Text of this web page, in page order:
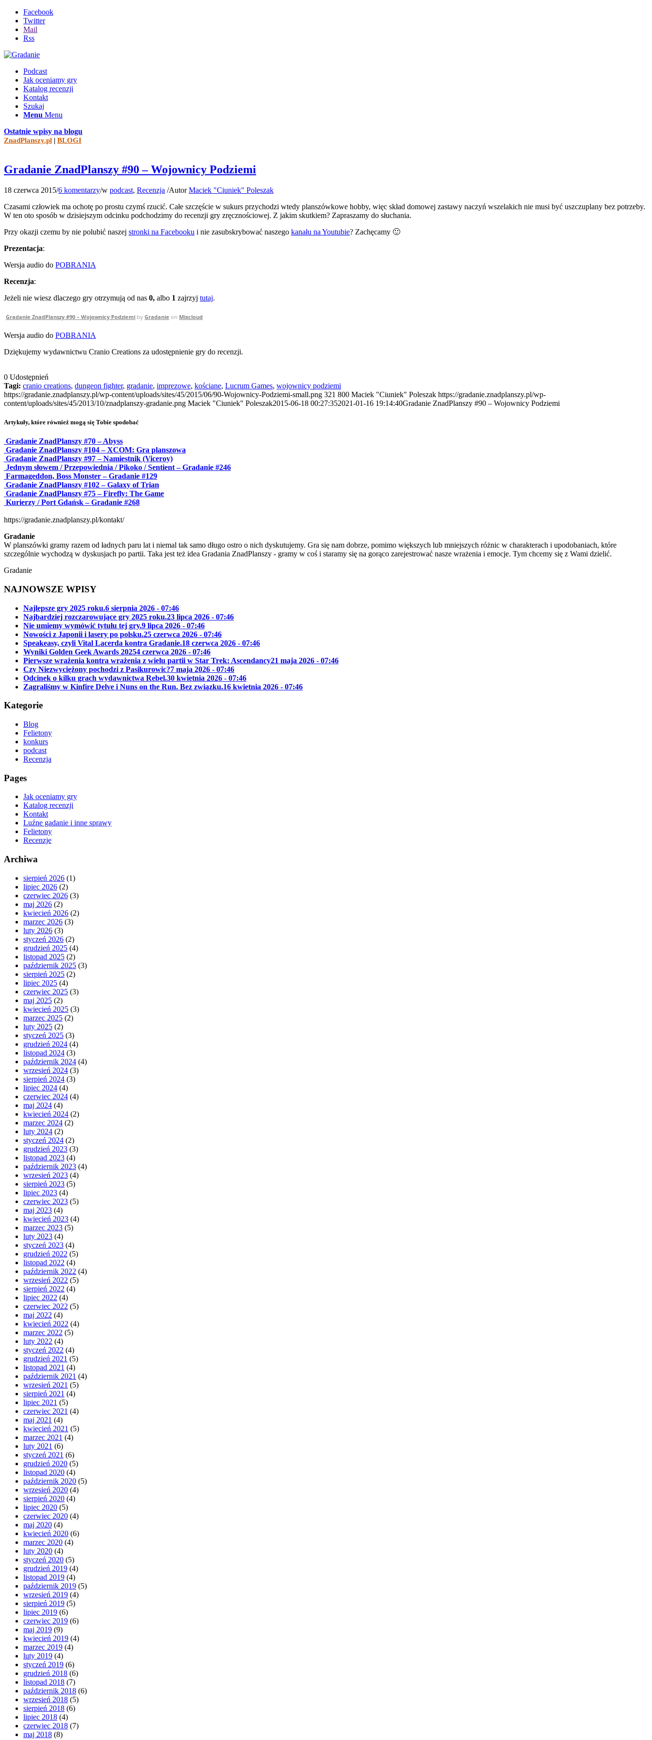
Facebook
Twitter
Mail
Rss
Podcast
Jak oceniamy gry
Katalog recenzji
Kontakt
Szukaj
Menu Menu
Ostatnie wpisy na blogu
ZnadPlanszy.pl | BLOGI
Gradanie ZnadPlanszy #90 – Wojownicy Podziemi
18 czerwca 2015/6 komentarzy/w podcast, Recenzja /AutorMaciek "Ciuniek" Poleszak
Czasami człowiek ma ochotę po prostu czymś rzucić. Całe szczęście w sukurs przychodzi wtedy planszówkowe hobby, więc skład domowej zastawy naczyń wszelakich nie musi być uszczuplany bez potrzeby.
W ten oto sposób w dzisiejszym odcinku podchodzimy do recenzji gry zręcznościowej. Z jakim skutkiem? Zapraszamy do słuchania.
Przy okazji czemu by nie polubić naszej stronki na Facebooku i nie zasubskrybować naszego kanału na Youtubie? Zachęcamy 🙂
Prezentacja:
Wersja audio do POBRANIA
Recenzja:
Jeżeli nie wiesz dlaczego gry otrzymują od nas 0, albo 1 zajrzyj tutaj.
Gradanie ZnadPlanszy #90 – Wojownicy Podziemi by Gradanie on Mixcloud
Wersja audio do POBRANIA
Dziękujemy wydawnictwu Cranio Creations za udostępnienie gry do recenzji.
0 Udostępnień
Tagi: cranio creations, dungeon fighter, gradanie, imprezowe, kościane, Lucrum Games, wojownicy podziemi
https://gradanie.znadplanszy.pl/wp-content/uploads/sites/45/2015/06/90-Wojownicy-Podziemi-small.png 321 800 Maciek "Ciuniek" Poleszak https://gradanie.znadplanszy.pl/wp-
content/uploads/sites/45/2013/10/znadplanszy-gradanie.png Maciek "Ciuniek" Poleszak2015-06-18 00:27:352021-01-16 19:14:40Gradanie ZnadPlanszy #90 – Wojownicy Podziemi
Artykuły, które również mogą się Tobie spodobać
Gradanie ZnadPlanszy #70 – Abyss
Gradanie ZnadPlanszy #104 – XCOM: Gra planszowa
Gradanie ZnadPlanszy #97 – Namiestnik (Viceroy)
Jednym słowem / Przepowiednia / Pikoko / Sentient – Gradanie #246
Farmageddon, Boss Monster – Gradanie #129
Gradanie ZnadPlanszy #102 – Galaxy of Trian
Gradanie ZnadPlanszy #75 – Firefly: The Game
Kurierzy / Port Gdańsk – Gradanie #268
https://gradanie.znadplanszy.pl/kontakt/
Gradanie
W planszówki gramy razem od ładnych paru lat i niemal tak samo długo ostro o nich dyskutujemy. Gra się nam dobrze, pomimo większych lub mniejszych różnic w charakterach i upodobaniach, które
szczególnie wychodzą w dyskusjach po partii. Taka jest też idea Gradania ZnadPlanszy - gramy w coś i staramy się na gorąco zarejestrować nasze wrażenia i emocje. Tym chcemy się z Wami dzielić.
Gradanie
NAJNOWSZE WPISY
Najlepsze gry 2025 roku.6 sierpnia 2026 - 07:46
Najbardziej rozczarowujące gry 2025 roku.23 lipca 2026 - 07:46
Nie umiemy wymówić tytułu tej gry.9 lipca 2026 - 07:46
Nowości z Japonii i lasery po polsku.25 czerwca 2026 - 07:46
Speakeasy, czyli Vital Lacerda kontra Gradanie.18 czerwca 2026 - 07:46
Wyniki Golden Geek Awards 20254 czerwca 2026 - 07:46
Pierwsze wrażenia kontra wrażenia z wielu partii w Star Trek: Ascendancy21 maja 2026 - 07:46
Czy Niezwyciężony pochodzi z Pasikurowic?7 maja 2026 - 07:46
Odcinek o kilku grach wydawnictwa Rebel.30 kwietnia 2026 - 07:46
Zagraliśmy w Kinfire Delve i Nuns on the Run. Bez związku.16 kwietnia 2026 - 07:46
Kategorie
Blog
Felietony
konkurs
podcast
Recenzja
Pages
Jak oceniamy gry
Katalog recenzji
Kontakt
Luźne gadanie i inne sprawy
Felietony
Recenzje
Archiwa
sierpień 2026 (1)
lipiec 2026 (2)
czerwiec 2026 (3)
maj 2026 (2)
kwiecień 2026 (2)
marzec 2026 (3)
luty 2026 (3)
styczeń 2026 (2)
grudzień 2025 (4)
listopad 2025 (2)
październik 2025 (3)
sierpień 2025 (2)
lipiec 2025 (4)
czerwiec 2025 (3)
maj 2025 (2)
kwiecień 2025 (3)
marzec 2025 (2)
luty 2025 (2)
styczeń 2025 (3)
grudzień 2024 (4)
listopad 2024 (3)
październik 2024 (4)
wrzesień 2024 (3)
sierpień 2024 (3)
lipiec 2024 (4)
czerwiec 2024 (4)
maj 2024 (4)
kwiecień 2024 (2)
marzec 2024 (2)
luty 2024 (2)
styczeń 2024 (2)
grudzień 2023 (3)
listopad 2023 (4)
październik 2023 (4)
wrzesień 2023 (4)
sierpień 2023 (5)
lipiec 2023 (4)
czerwiec 2023 (5)
maj 2023 (4)
kwiecień 2023 (4)
marzec 2023 (5)
luty 2023 (4)
styczeń 2023 (4)
grudzień 2022 (5)
listopad 2022 (4)
październik 2022 (4)
wrzesień 2022 (5)
sierpień 2022 (4)
lipiec 2022 (4)
czerwiec 2022 (5)
maj 2022 (4)
kwiecień 2022 (4)
marzec 2022 (5)
luty 2022 (4)
styczeń 2022 (4)
grudzień 2021 (5)
listopad 2021 (4)
październik 2021 (4)
wrzesień 2021 (5)
sierpień 2021 (4)
lipiec 2021 (5)
czerwiec 2021 (4)
maj 2021 (4)
kwiecień 2021 (5)
marzec 2021 (4)
luty 2021 (6)
styczeń 2021 (6)
grudzień 2020 (5)
listopad 2020 (4)
październik 2020 (5)
wrzesień 2020 (4)
sierpień 2020 (4)
lipiec 2020 (5)
czerwiec 2020 (4)
maj 2020 (4)
kwiecień 2020 (6)
marzec 2020 (4)
luty 2020 (4)
styczeń 2020 (5)
grudzień 2019 (4)
listopad 2019 (4)
październik 2019 (5)
wrzesień 2019 (4)
sierpień 2019 (5)
lipiec 2019 (6)
czerwiec 2019 (6)
maj 2019 (9)
kwiecień 2019 (4)
marzec 2019 (4)
luty 2019 (4)
styczeń 2019 (6)
grudzień 2018 (6)
listopad 2018 (7)
październik 2018 (6)
wrzesień 2018 (5)
sierpień 2018 (6)
lipiec 2018 (4)
czerwiec 2018 (7)
maj 2018 (8)